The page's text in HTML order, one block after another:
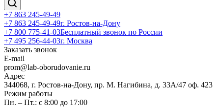
+7 863 245-49-49
+7 863 245-49-49г. Ростов-на-Дону
+7 800 775-41-03Бесплатный звонок по России
+7 495 256-44-03г. Москва
Заказать звонок
E-mail
prom@lab-oborudovanie.ru
Адрес
344068, г. Ростов-на-Дону, пр. М. Нагибина, д. 33А/47 оф. 423
Режим работы
Пн. – Пт.: с 8:00 до 17:00